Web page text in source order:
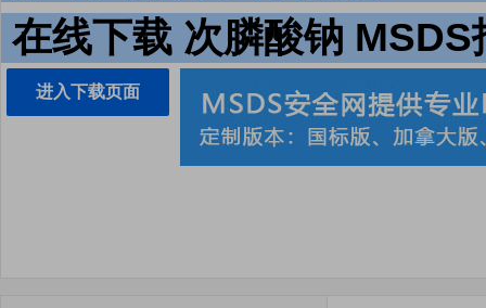
在线下载 次膦酸钠 MSDS
进入下载页面